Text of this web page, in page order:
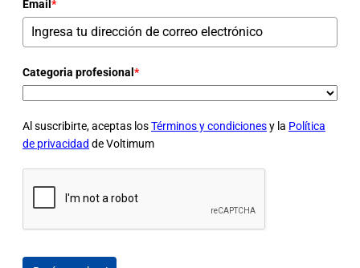
Email *
Categoria profesional *
Al suscribirte, aceptas losTérminos y condicionesy la Política
de privacidad de Voltimum